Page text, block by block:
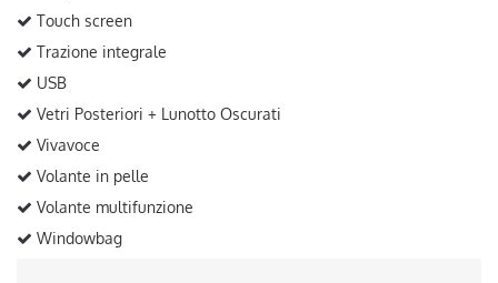
Touch screen
Trazione integrale
USB
Vetri Posteriori + Lunotto Oscurati
Vivavoce
Volante in pelle
Volante multifunzione
Windowbag